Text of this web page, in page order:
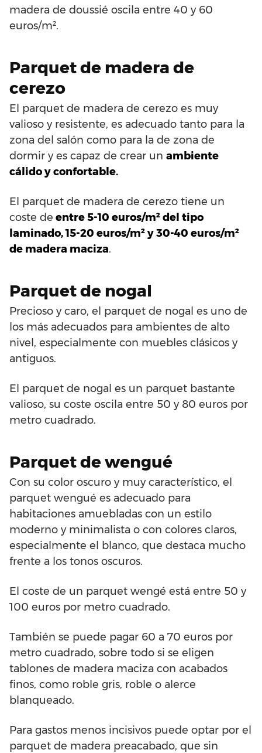
madera de doussié oscila entre 40 y 60
euros/m².
Parquet de madera de
cerezo
El parquet de madera de cerezo es muy
valioso y resistente, es adecuado tanto para la
zona del salón como para la de zona de
dormir y es capaz de crear un ambiente
cálido y confortable.
El parquet de madera de cerezo tiene un
coste de entre 5-10 euros/m² del tipo
laminado, 15-20 euros/m² y 30-40 euros/m²
de madera maciza.
Parquet de nogal
Precioso y caro, el parquet de nogal es uno de
los más adecuados para ambientes de alto
nivel, especialmente con muebles clásicos y
antiguos.
El parquet de nogal es un parquet bastante
valioso, su coste oscila entre 50 y 80 euros por
metro cuadrado.
Parquet de wengué
Con su color oscuro y muy característico, el
parquet wengué es adecuado para
habitaciones amuebladas con un estilo
moderno y minimalista o con colores claros,
especialmente el blanco, que destaca mucho
frente a los tonos oscuros.
El coste de un parquet wengé está entre 50 y
100 euros por metro cuadrado.
También se puede pagar 60 a 70 euros por
metro cuadrado, sobre todo si se eligen
tablones de madera maciza con acabados
finos, como roble gris, roble o alerce
blanqueado.
Para gastos menos incisivos puede optar por el
parquet de madera preacabado, que sin